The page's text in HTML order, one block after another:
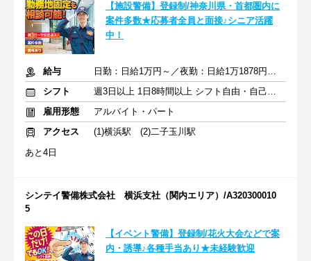
【施設警備】登録制/神奈川県・首都圏内に
案件多数★応募者全員と面接♪シニア活躍
中！
給与
日勤：日給1万円～／夜勤：日給1万1878円～ ※交通費全額支給
シフト
週3日以上 1日8時間以上 シフト自由・自己申告
雇用形態
アルバイト・パート
アクセス
(1)横浜駅 (2)二子玉川駅
あと4日
シンテイ警備株式会社 横浜支社（関内エリア）/A320300010
5
【イベント警備】登録制/花火大会などで案
内・誘導♪各種手当あり★未経験歓迎